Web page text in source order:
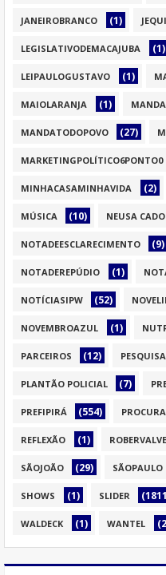
JANEIROBRANCO (1)
LEGISLATIVODEMACAJUBA (1)
LEIPAULOGUSTAVO (1)
MAIOLARANJA (1)
MANDATODOPOVO (27)
MARKETINGPOLÍTICO6PONTO0
MINHACASAMINHAVIDA (2)
MÚSICA (10) NEUSA
NOTADEESCLARECIMENTO (9)
NOTADEREPÚDIO (1)
NOTÍCIASIPW (52)
NOVEMBROAZUL (1)
PARCEIROS (12) PESQUISA
PLANTÃO POLICIAL (7)
PREFIPIRÁ (554)
REFLEXÃO (1)
SÃOJOÃO (29) SÃOPAULO
SHOWS (1) SLIDER
WALDECK (1) WANTEL